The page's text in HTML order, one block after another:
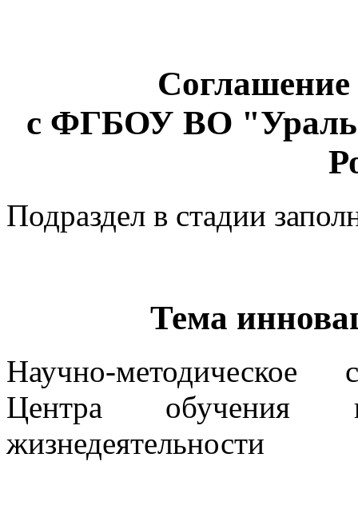
Соглашение
с ФГБОУ ВО
Подраздел в стадии
Тема
Научно-методическое
Центра обучения
жизнедеятельности